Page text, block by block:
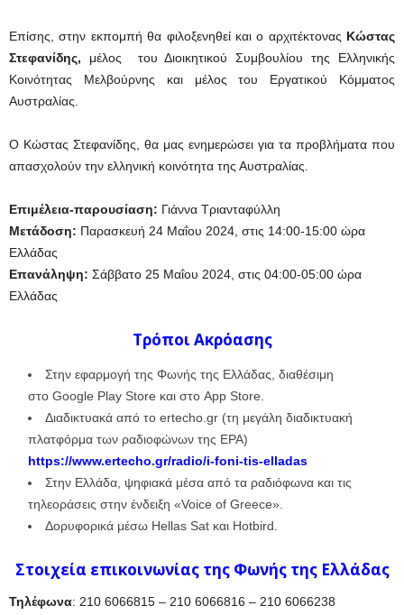
Επίσης, στην εκπομπή θα φιλοξενηθεί και ο αρχιτέκτονας Κώστας
Στεφανίδης, μέλος του Διοικητικού Συμβουλίου της Ελληνικής
Κοινότητας Μελβούρνης και μέλος του Εργατικού Κόμματος
Αυστραλίας.
Ο Κώστας Στεφανίδης, θα μας ενημερώσει για τα προβλήματα που
απασχολούν την ελληνική κοινότητα της Αυστραλίας.
Επιμέλεια-παρουσίαση: Γιάννα Τριανταφύλλη
Μετάδοση: Παρασκευή 24 Μαΐου 2024, στις 14:00-15:00 ώρα
Ελλάδας
Επανάληψη: Σάββατο 25 Μαΐου 2024, στις 04:00-05:00 ώρα
Ελλάδας
Τρόποι Ακρόασης
Στην εφαρμογή της Φωνής της Ελλάδας, διαθέσιμη
στο Google Play Store και στο App Store.
Διαδικτυακά από το ertecho.gr (τη μεγάλη διαδικτυακή
πλατφόρμα των ραδιοφώνων της ΕΡΑ)
https://www.ertecho.gr/radio/i-foni-tis-elladas
Στην Ελλάδα, ψηφιακά μέσα από τα ραδιόφωνα και τις
τηλεοράσεις στην ένδειξη «Voice of Greece».
Δορυφορικά μέσω Hellas Sat και Hotbird.
Στοιχεία επικοινωνίας της Φωνής της Ελλάδας
Τηλέφωνα: 210 6066815 – 210 6066816 – 210 6066238